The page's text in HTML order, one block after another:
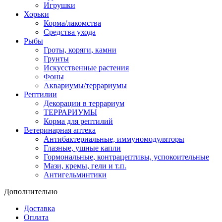
Игрушки
Хорьки
Корма/лакомства
Средства ухода
Рыбы
Гроты, коряги, камни
Грунты
Искусственные растения
Фоны
Аквариумы/террариумы
Рептилии
Декорации в террариум
ТЕРРАРИУМЫ
Корма для рептилий
Ветеринарная аптека
Антибактериальные, иммуномодуляторы
Глазные, ушные капли
Гормональные, контрацептивы, успокоительные
Мази, кремы, гели и т.п.
Антигельминтики
Дополнительно
Доставка
Оплата